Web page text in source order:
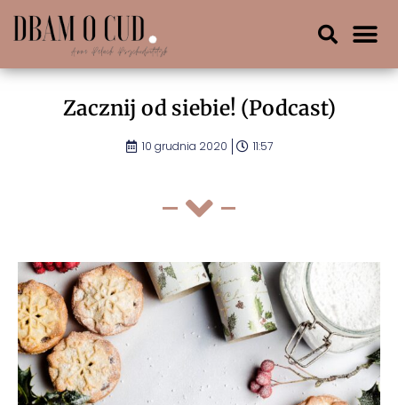
Zacznij od siebie! (Podcast)
10 grudnia 2020 11:57